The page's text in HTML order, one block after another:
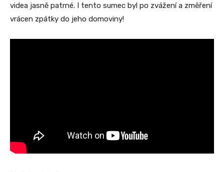
videa jasně patrné. I tento sumec byl po zvážení a změření
vrácen zpátky do jeho domoviny!